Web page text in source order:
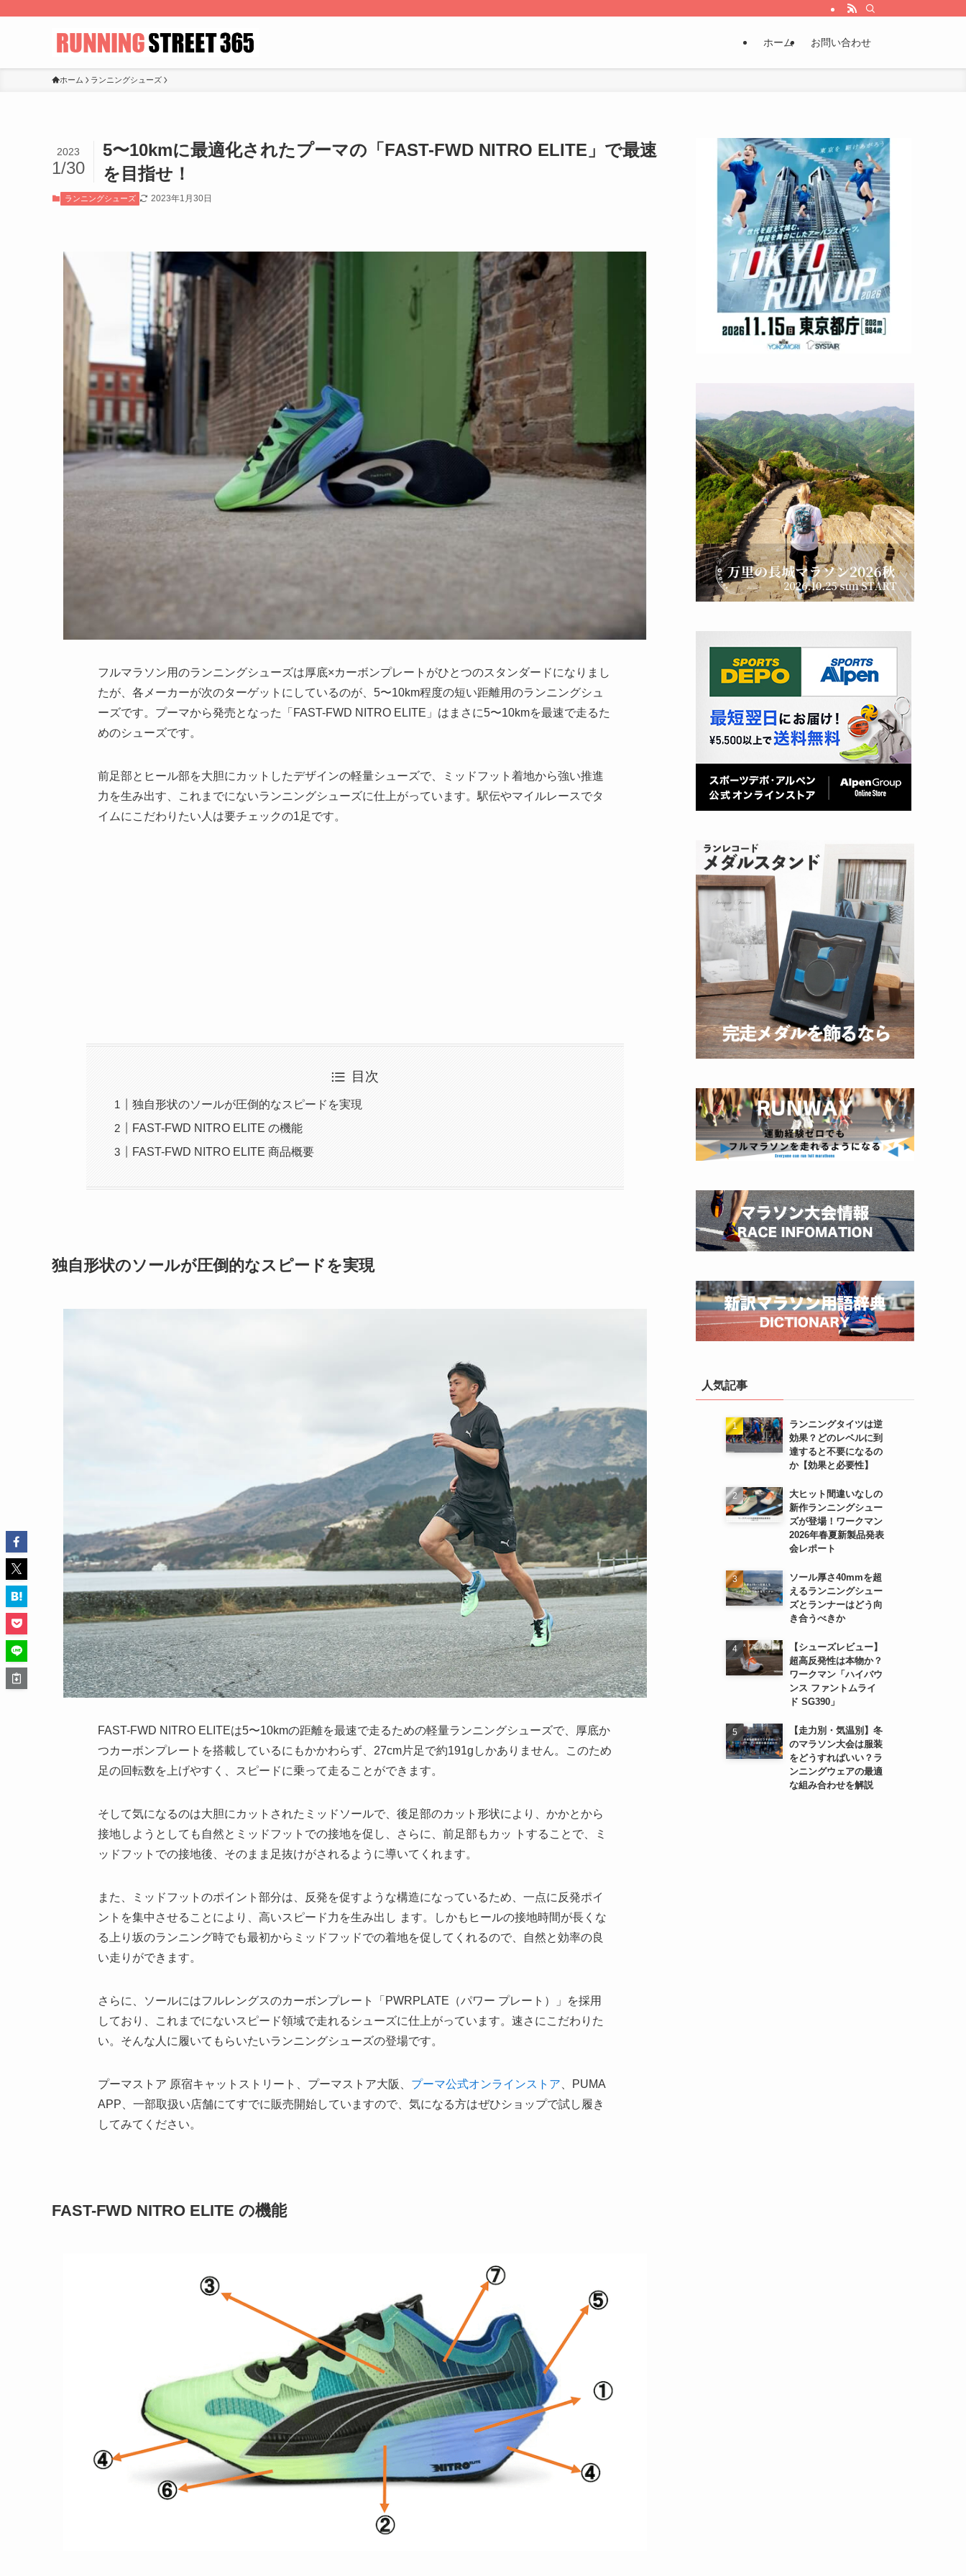
ホーム お問い合わせ
ホーム ランニングシューズ
5〜10kmに最適化されたプーマの「FAST-FWD NITRO ELITE」で最速
を目指せ！
2023
1/30
ランニングシューズ 2023年1月30日
フルマラソン用のランニングシューズは厚底×カーボンプレートがひとつのスタンダードになりまし
たが、各メーカーが次のターゲットにしているのが、5〜10km程度の短い距離用のランニングシュ
ーズです。プーマから発売となった「FAST-FWD NITRO ELITE」はまさに5〜10kmを最速で走るた
めのシューズです。
前足部とヒール部を大胆にカットしたデザインの軽量シューズで、ミッドフット着地から強い推進
力を生み出す、これまでにないランニングシューズに仕上がっています。駅伝やマイルレースでタ
イムにこだわりたい人は要チェックの1足です。
目次
独自形状のソールが圧倒的なスピードを実現
FAST-FWD NITRO ELITE の機能
FAST-FWD NITRO ELITE 商品概要
独自形状のソールが圧倒的なスピードを実現
FAST-FWD NITRO ELITEは5〜10kmの距離を最速で走るための軽量ランニングシューズで、厚底か
つカーボンプレートを搭載しているにもかかわらず、27cm片足で約191gしかありません。このため
足の回転数を上げやすく、スピードに乗って走ることができます。
そして気になるのは大胆にカットされたミッドソールで、後足部のカット形状により、かかとから
接地しようとしても自然とミッドフットでの接地を促し、さらに、前足部もカッ トすることで、ミ
ッドフットでの接地後、そのまま足抜けがされるように導いてくれます。
また、ミッドフットのポイント部分は、反発を促すような構造になっているため、一点に反発ポイ
ントを集中させることにより、高いスピード力を生み出し ます。しかもヒールの接地時間が長くな
る上り坂のランニング時でも最初からミッドフッドでの着地を促してくれるので、自然と効率の良
い走りができます。
さらに、ソールにはフルレングスのカーボンプレート「PWRPLATE（パワー プレート）」を採用
しており、これまでにないスピード領域で走れるシューズに仕上がっています。速さにこだわりた
い。そんな人に履いてもらいたいランニングシューズの登場です。
プーマストア 原宿キャットストリート、プーマストア大阪、 プーマ公式オンラインストア 、PUMA
APP、一部取扱い店舗にてすでに販売開始していますので、気になる方はぜひショップで試し履き
してみてください。
FAST-FWD NITRO ELITE の機能
人気記事
ランニングタイツは逆
効果？どのレベルに到
達すると不要になるの
か【効果と必要性】
大ヒット間違いなしの
新作ランニングシュー
ズが登場！ワークマン
2026年春夏新製品発表
会レポート
ソール厚さ40mmを超
えるランニングシュー
ズとランナーはどう向
き合うべきか
【シューズレビュー】
超高反発性は本物か？
ワークマン「ハイバウ
ンス ファントムライ
ド SG390」
【走力別・気温別】冬
のマラソン大会は服装
をどうすればいい？ラ
ンニングウェアの最適
な組み合わせを解説